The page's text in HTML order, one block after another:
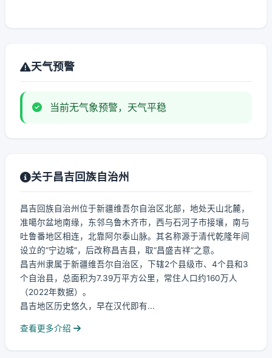
天气预警
当前无气象预警，天气平稳
关于昌吉回族自治州
昌吉回族自治州位于新疆维吾尔自治区北部，地处天山北麓，
准噶尔盆地南缘，东邻乌鲁木齐市，西与石河子市接壤，南与
吐鲁番地区相连，北靠阿尔泰山脉。其名称源于清代乾隆年间
设立的“宁边城”，后改称昌吉县，取“昌盛吉祥”之意。
昌吉州隶属于新疆维吾尔自治区，下辖2个县级市、4个县和3
个自治县，总面积为7.39万平方公里，常住人口约160万人
（2022年数据）。
昌吉地区历史悠久，早在汉代即有...
查看更多介绍